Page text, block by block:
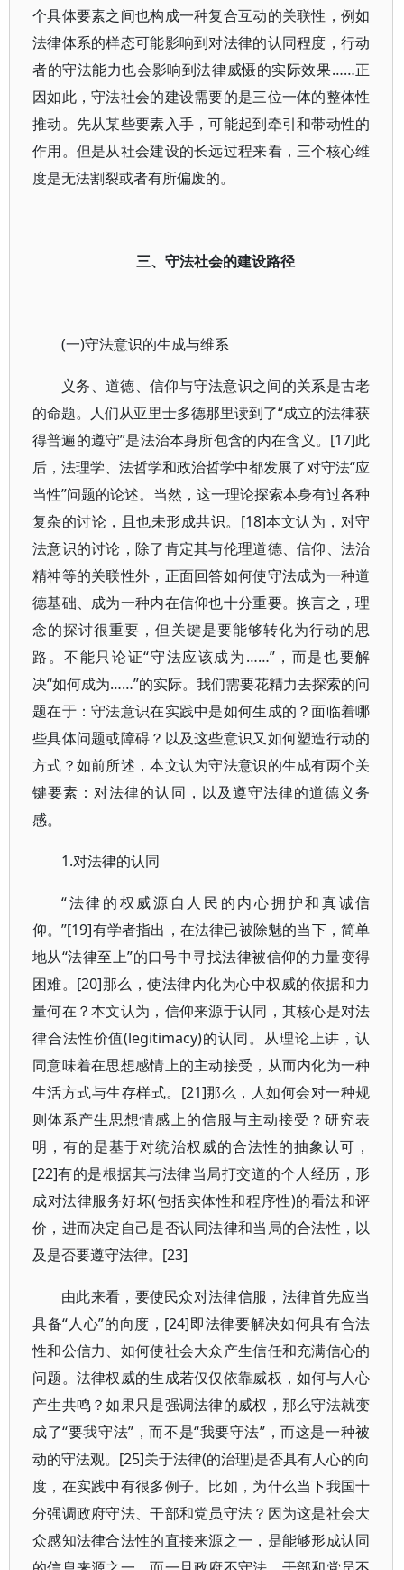
个具体要素之间也构成一种复合互动的关联性，例如
法律体系的样态可能影响到对法律的认同程度，行动
者的守法能力也会影响到法律威慑的实际效果……正
因如此，守法社会的建设需要的是三位一体的整体性
推动。先从某些要素入手，可能起到牵引和带动性的
作用。但是从社会建设的长远过程来看，三个核心维
度是无法割裂或者有所偏废的。
三、守法社会的建设路径
(一)守法意识的生成与维系
义务、道德、信仰与守法意识之间的关系是古老
的命题。人们从亚里士多德那里读到了“成立的法律获
得普遍的遵守”是法治本身所包含的内在含义。[17]此
后，法理学、法哲学和政治哲学中都发展了对守法“应
当性”问题的论述。当然，这一理论探索本身有过各种
复杂的讨论，且也未形成共识。[18]本文认为，对守
法意识的讨论，除了肯定其与伦理道德、信仰、法治
精神等的关联性外，正面回答如何使守法成为一种道
德基础、成为一种内在信仰也十分重要。换言之，理
念的探讨很重要，但关键是要能够转化为行动的思
路。不能只论证“守法应该成为……”，而是也要解
决“如何成为……”的实际。我们需要花精力去探索的问
题在于：守法意识在实践中是如何生成的？面临着哪
些具体问题或障碍？以及这些意识又如何塑造行动的
方式？如前所述，本文认为守法意识的生成有两个关
键要素：对法律的认同，以及遵守法律的道德义务
感。
1.对法律的认同
“法律的权威源自人民的内心拥护和真诚信
仰。”[19]有学者指出，在法律已被除魅的当下，简单
地从“法律至上”的口号中寻找法律被信仰的力量变得
困难。[20]那么，使法律内化为心中权威的依据和力
量何在？本文认为，信仰来源于认同，其核心是对法
律合法性价值(legitimacy)的认同。从理论上讲，认
同意味着在思想感情上的主动接受，从而内化为一种
生活方式与生存样式。[21]那么，人如何会对一种规
则体系产生思想情感上的信服与主动接受？研究表
明，有的是基于对统治权威的合法性的抽象认可，
[22]有的是根据其与法律当局打交道的个人经历，形
成对法律服务好坏(包括实体性和程序性)的看法和评
价，进而决定自己是否认同法律和当局的合法性，以
及是否要遵守法律。[23]
由此来看，要使民众对法律信服，法律首先应当
具备“人心”的向度，[24]即法律要解决如何具有合法
性和公信力、如何使社会大众产生信任和充满信心的
问题。法律权威的生成若仅仅依靠威权，如何与人心
产生共鸣？如果只是强调法律的威权，那么守法就变
成了“要我守法”，而不是“我要守法”，而这是一种被
动的守法观。[25]关于法律(的治理)是否具有人心的向
度，在实践中有很多例子。比如，为什么当下我国十
分强调政府守法、干部和党员守法？因为这是社会大
众感知法律合法性的直接来源之一，是能够形成认同